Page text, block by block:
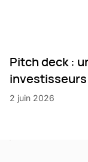
Pitch deck :
investisseurs
2 juin 2026